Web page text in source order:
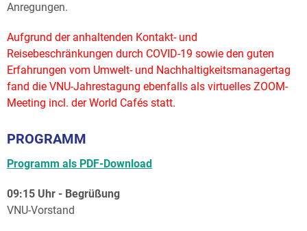
Anregungen.
Aufgrund der anhaltenden Kontakt- und
Reisebeschränkungen durch COVID-19 sowie den guten
Erfahrungen vom Umwelt- und Nachhaltigkeitsmanagertag
fand die VNU-Jahrestagung ebenfalls als virtuelles ZOOM-
Meeting incl. der World Cafés statt.
PROGRAMM
Programm als PDF-Download
09:15 Uhr - Begrüßung
VNU-Vorstand